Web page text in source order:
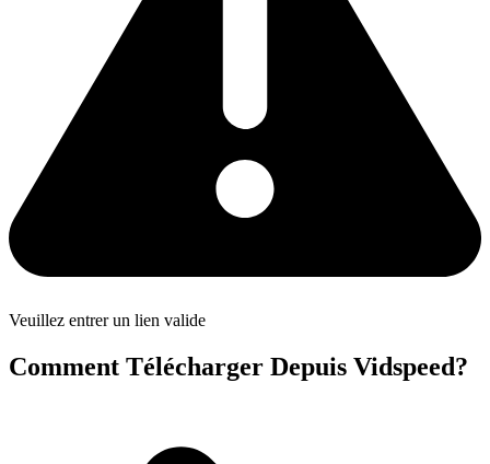
Veuillez entrer un lien valide
Comment Télécharger Depuis Vidspeed?